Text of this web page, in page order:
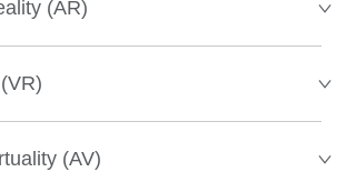
(AR)
(AV)